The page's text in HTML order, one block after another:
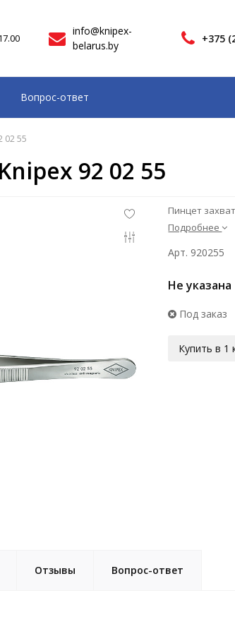
info@knipex-
belarus.by
+375
Вопрос-ответ
02 55
92 02 55
Пинцет
Подробнее
Арт. 920255
Не указана
Под заказ
Купить в 1
Отзывы Вопрос-ответ